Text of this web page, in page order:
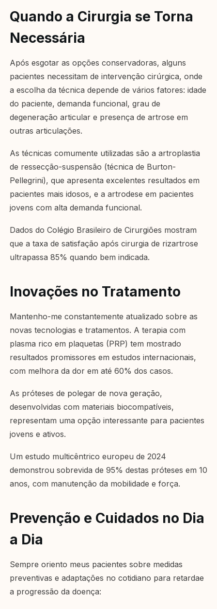
Quando a Cirurgia se Torna
Necessária
Após esgotar as opções conservadoras, alguns
pacientes necessitam de intervenção cirúrgica, onde
a escolha da técnica depende de vários fatores: idade
do paciente, demanda funcional, grau de
degeneração articular e presença de artrose em
outras articulações.
As técnicas comumente utilizadas são a artroplastia
de ressecção-suspensão (técnica de Burton-
Pellegrini), que apresenta excelentes resultados em
pacientes mais idosos, e a artrodese em pacientes
jovens com alta demanda funcional.
Dados do Colégio Brasileiro de Cirurgiões mostram
que a taxa de satisfação após cirurgia de rizartrose
ultrapassa 85% quando bem indicada.
Inovações no Tratamento
Mantenho-me constantemente atualizado sobre as
novas tecnologias e tratamentos. A terapia com
plasma rico em plaquetas (PRP) tem mostrado
resultados promissores em estudos internacionais,
com melhora da dor em até 60% dos casos.
As próteses de polegar de nova geração,
desenvolvidas com materiais biocompatíveis,
representam uma opção interessante para pacientes
jovens e ativos.
Um estudo multicêntrico europeu de 2024
demonstrou sobrevida de 95% destas próteses em 10
anos, com manutenção da mobilidade e força.
Prevenção e Cuidados no Dia
a Dia
Sempre oriento meus pacientes sobre medidas
preventivas e adaptações no cotidiano para retardae
a progressão da doença: